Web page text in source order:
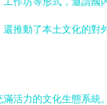
推動了本土文化的
活力的文化生態系